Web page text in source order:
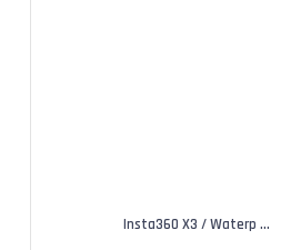
Insta360 X3 / Waterp ...